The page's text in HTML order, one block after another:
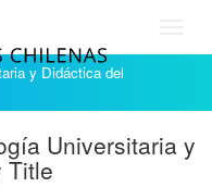
y Didáctica del
Universitaria y
Title